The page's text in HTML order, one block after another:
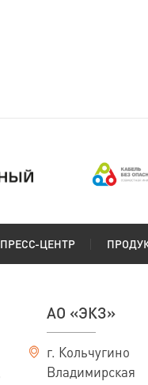
ПРЕСС-ЦЕНТР
АО «ЭКЗ»
г. Кольчугино
Владимирская